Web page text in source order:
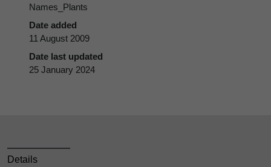
Names_Plants
Date added
11 August 2009
Date last updated
25 January 2024
Details